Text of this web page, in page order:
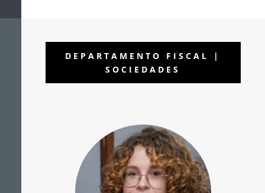
DEPARTAMENTO FISCAL |
SOCIEDADES